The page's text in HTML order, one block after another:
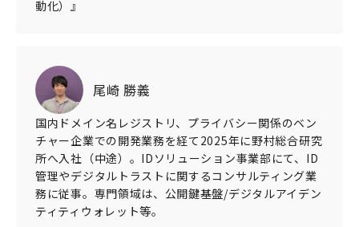
動化）』
尾崎 勝義
国内ドメイン名レジストリ、プライバシー関係のベン
チャー企業での開発業務を経て2025年に野村総合研究
所へ入社（中途）。IDソリューション事業部にて、ID
管理やデジタルトラストに関するコンサルティング業
務に従事。専門領域は、公開鍵基盤/デジタルアイデン
ティティウォレット等。